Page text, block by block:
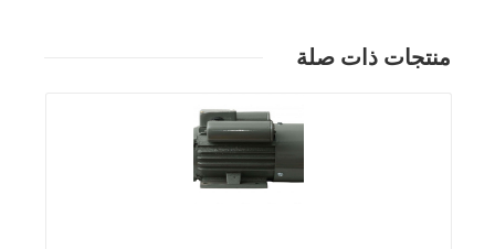
منتجات ذات صلة